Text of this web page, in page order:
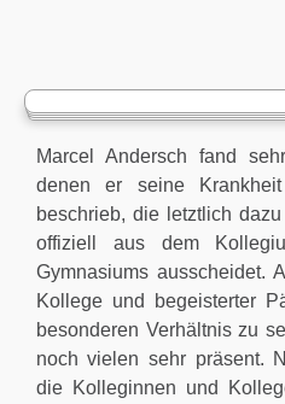
Marcel Andersch fand
denen er seine
beschrieb, die letztlich
offiziell aus dem
Gymnasiums ausscheidet.
Kollege und begeisterter
besonderen Verhältnis zu
noch vielen sehr präsent.
die Kolleginnen und